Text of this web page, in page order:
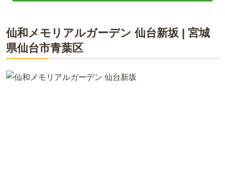
JR「榴ヶ岡駅」から徒歩約3分、「仙台駅」からも徒歩圏内と
されたお参りに便利な環境です。全区画南向きで日当たりが良
仙和メモリアルガーデン 仙台新坂| 宮城
県仙台市青葉区